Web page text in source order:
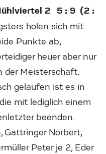
2 5 : 9 (2 :
holen sich mit
Punkte ab,
heuer aber nur
der Meisterschaft.
gelaufen ist es in
mit lediglich einem
beenden.
Gattringer Norbert,
Peter je 2, Eder